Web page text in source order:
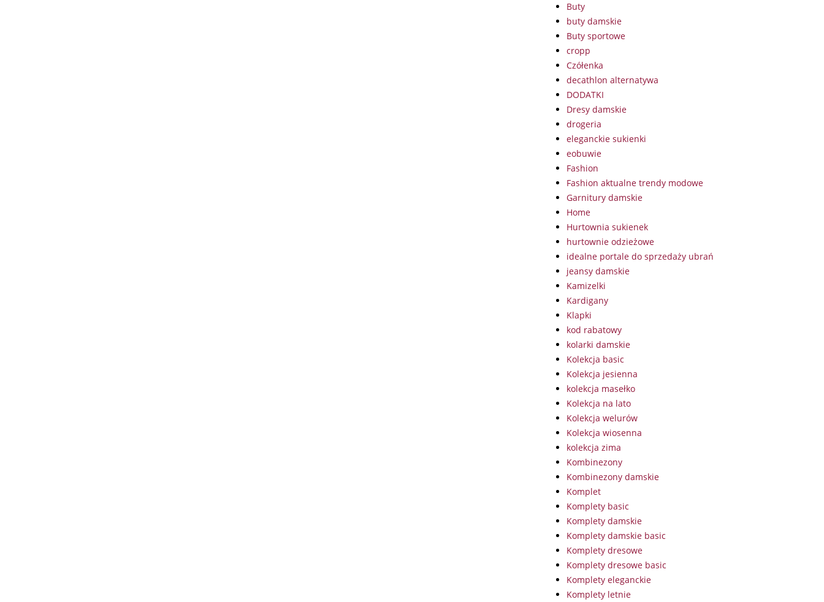
Buty
buty damskie
Buty sportowe
cropp
Czółenka
decathlon alternatywa
DODATKI
Dresy damskie
drogeria
eleganckie sukienki
eobuwie
Fashion
Fashion aktualne trendy modowe
Garnitury damskie
Home
Hurtownia sukienek
hurtownie odzieżowe
idealne portale do sprzedaży ubrań
jeansy damskie
Kamizelki
Kardigany
Klapki
kod rabatowy
kolarki damskie
Kolekcja basic
Kolekcja jesienna
kolekcja masełko
Kolekcja na lato
Kolekcja welurów
Kolekcja wiosenna
kolekcja zima
Kombinezony
Kombinezony damskie
Komplet
Komplety basic
Komplety damskie
Komplety damskie basic
Komplety dresowe
Komplety dresowe basic
Komplety eleganckie
Komplety letnie